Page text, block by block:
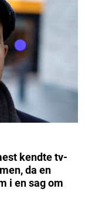
kendte tv-
da en
i en sag om